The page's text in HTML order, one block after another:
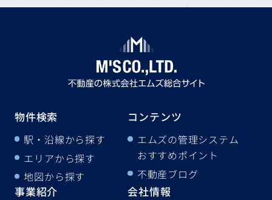
物件検索
駅・沿線から探す
エリアから探す
地図から探す
コンテンツ
エムズの管理システム
おすすめポイント
不動産ブログ
事業紹介 会社情報